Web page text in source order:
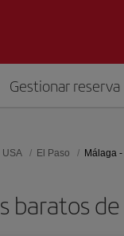
Gestionar reserva
USA El Paso Málaga
baratos